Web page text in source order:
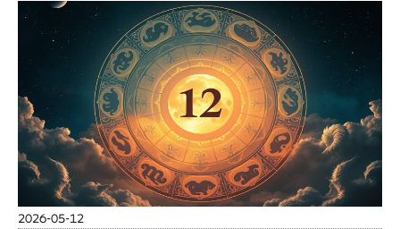
2026-05-12